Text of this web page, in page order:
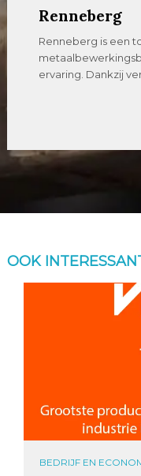
Renneberg
Renneberg is een
ervaring. Dankzij
OOK
BEDRIJF EN